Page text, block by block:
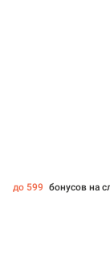
до 599 бонусов на